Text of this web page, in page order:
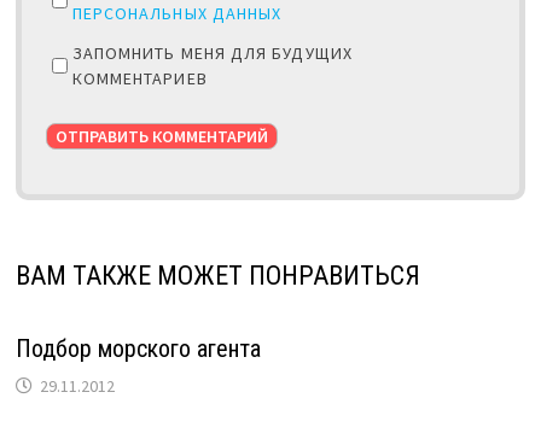
ПЕРСОНАЛЬНЫХ ДАННЫХ
ЗАПОМНИТЬ МЕНЯ ДЛЯ БУДУЩИХ
КОММЕНТАРИЕВ
ВАМ ТАКЖЕ МОЖЕТ ПОНРАВИТЬСЯ
Подбор морского агента
29.11.2012